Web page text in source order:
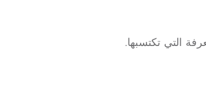
التي تكتسبها.